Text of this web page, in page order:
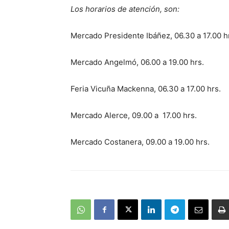
Los horarios de atención, son:
Mercado Presidente Ibáñez, 06.30 a 17.00
Mercado Angelmó, 06.00 a 19.00 hrs.
Feria Vicuña Mackenna, 06.30 a 17.00 hrs.
Mercado Alerce, 09.00 a 17.00 hrs.
Mercado Costanera, 09.00 a 19.00 hrs.